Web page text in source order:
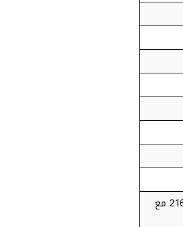
: تصوير بجودة 2160p@30fps, 1080p@30/120fps, 720p@960fps مع